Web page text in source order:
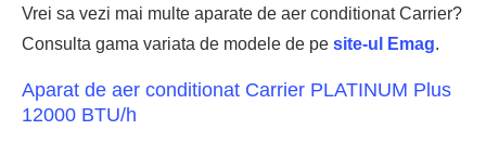
Vrei sa vezi mai multe aparate de aer conditionat Carrier?
Consulta gama variata de modele de pe site-ul Emag.
Aparat de aer conditionat Carrier PLATINUM Plus
12000 BTU/h